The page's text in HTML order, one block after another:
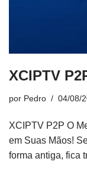
XCIPTV
por Pedro 04/08/
XCIPTV P2P O
em Suas Mãos!
forma antiga, fica